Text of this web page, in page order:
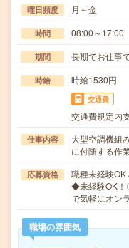
曜日頻度 月～金
時間 08:00～17:00
期間 長期でお仕事
時給 時給1530円
交通費
交通費規定内
仕事内容
大型空調機組
に付随する作
応募資格
職種未経験OK
◆未経験OK！
で気軽にオン
職場の雰囲気